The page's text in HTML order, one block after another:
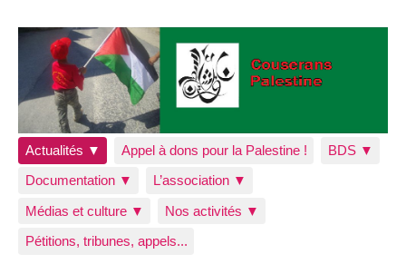
Actualités ▼ Appel à dons pour la Palestine !
BDS ▼
Documentation ▼
L’association ▼
Médias et culture ▼
Nos activités ▼
Pétitions, tribunes, appels...